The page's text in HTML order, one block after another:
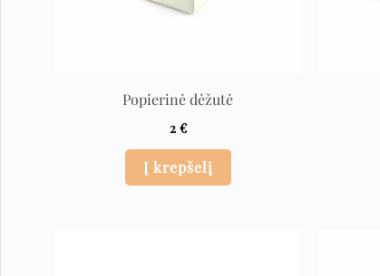
Popierinė dėžutė
2 €
Į krepšelį